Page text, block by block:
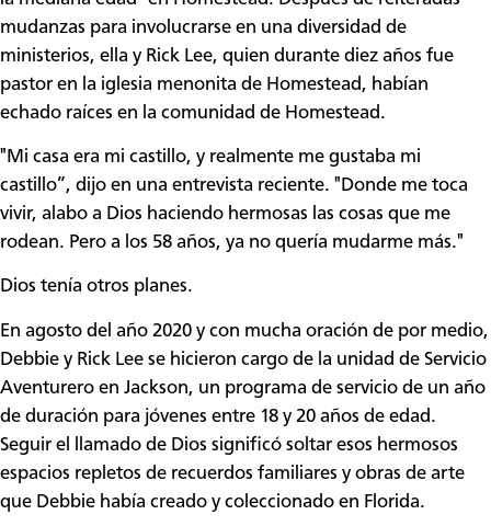
mudanzas para involucrarse en una diversidad de
ministerios, ella y Rick Lee, quien durante diez años fue
pastor en la iglesia menonita de Homestead, habían
echado raíces en la comunidad de Homestead.
"Mi casa era mi castillo, y realmente me gustaba mi
castillo”, dijo en una entrevista reciente. "Donde me toca
vivir, alabo a Dios haciendo hermosas las cosas que me
rodean. Pero a los 58 años, ya no quería mudarme más."
Dios tenía otros planes.
En agosto del año 2020 y con mucha oración de por medio,
Debbie y Rick Lee se hicieron cargo de la unidad de Servicio
Aventurero en Jackson, un programa de servicio de un año
de duración para jóvenes entre 18 y 20 años de edad.
Seguir el llamado de Dios significó soltar esos hermosos
espacios repletos de recuerdos familiares y obras de arte
que Debbie había creado y coleccionado en Florida.